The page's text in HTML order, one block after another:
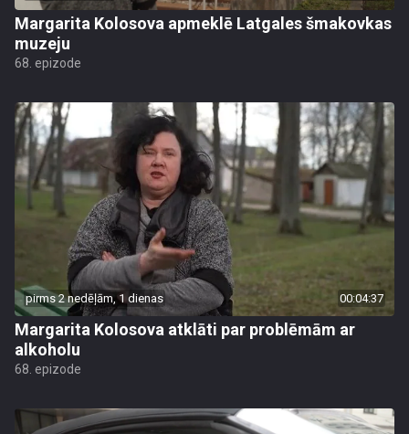
Margarita Kolosova apmeklē Latgales šmakovkas
muzeju
68. epizode
pirms 2 nedēļām, 1 dienas 00:04:37
Margarita Kolosova atklāti par problēmām ar
alkoholu
68. epizode